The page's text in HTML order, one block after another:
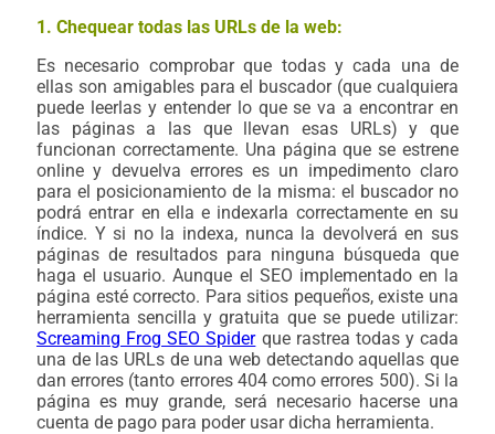
1. Chequear todas las URLs de la web:
Es necesario comprobar que todas y cada una de
ellas son amigables para el buscador (que cualquiera
puede leerlas y entender lo que se va a encontrar en
las páginas a las que llevan esas URLs) y que
funcionan correctamente. Una página que se estrene
online y devuelva errores es un impedimento claro
para el posicionamiento de la misma: el buscador no
podrá entrar en ella e indexarla correctamente en su
índice. Y si no la indexa, nunca la devolverá en sus
páginas de resultados para ninguna búsqueda que
haga el usuario. Aunque el SEO implementado en la
página esté correcto. Para sitios pequeños, existe una
herramienta sencilla y gratuita que se puede utilizar:
Screaming Frog SEO Spiderque rastrea todas y cada
una de las URLs de una web detectando aquellas que
dan errores (tanto errores 404 como errores 500). Si la
página es muy grande, será necesario hacerse una
cuenta de pago para poder usar dicha herramienta.